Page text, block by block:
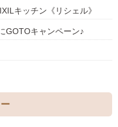
キッチン《リシェル》
GOTOキャンペーン♪